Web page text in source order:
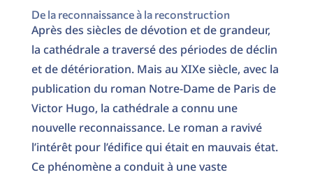
De la reconnaissance à la reconstruction
Après des siècles de dévotion et de grandeur,
la cathédrale a traversé des périodes de déclin
et de détérioration. Mais au XIXe siècle, avec la
publication du roman Notre-Dame de Paris de
Victor Hugo, la cathédrale a connu une
nouvelle reconnaissance. Le roman a ravivé
l’intérêt pour l’édifice qui était en mauvais état.
Ce phénomène a conduit à une vaste